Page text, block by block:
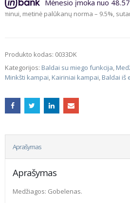
Mėnesio įmoka nuo
palūkanų norma – 9.5%, sutarties
Produkto kodas: 0033DK
Kategorijos: Baldai su miego funkcija,
Minkšti kampai, Kairiniai kampai, Baldai iš
Aprašymas
Aprašymas
Medžiagos: Gobelenas.